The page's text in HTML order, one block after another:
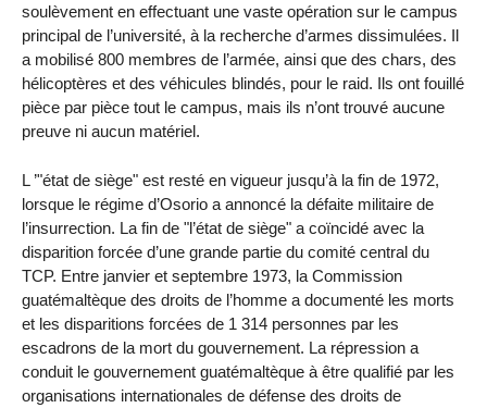
soulèvement en effectuant une vaste opération sur le campus
principal de l’université, à la recherche d’armes dissimulées. Il
a mobilisé 800 membres de l’armée, ainsi que des chars, des
hélicoptères et des véhicules blindés, pour le raid. Ils ont fouillé
pièce par pièce tout le campus, mais ils n’ont trouvé aucune
preuve ni aucun matériel.
L ’"état de siège" est resté en vigueur jusqu’à la fin de 1972,
lorsque le régime d’Osorio a annoncé la défaite militaire de
l’insurrection. La fin de "l’état de siège" a coïncidé avec la
disparition forcée d’une grande partie du comité central du
TCP. Entre janvier et septembre 1973, la Commission
guatémaltèque des droits de l’homme a documenté les morts
et les disparitions forcées de 1 314 personnes par les
escadrons de la mort du gouvernement. La répression a
conduit le gouvernement guatémaltèque à être qualifié par les
organisations internationales de défense des droits de